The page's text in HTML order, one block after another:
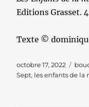
Editions Grasset.
Texte ©
Publié
le
octobre 17, 2022
Sept, les enfants de la